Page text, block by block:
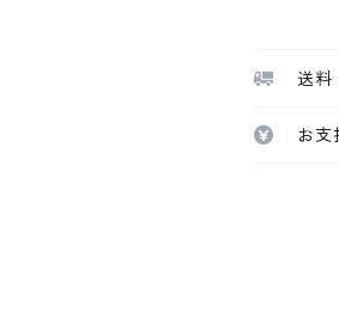
送料
お支